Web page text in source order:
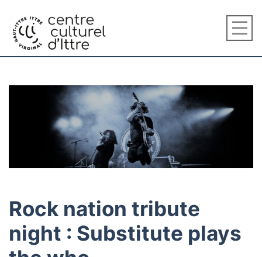
Rock nation tribute
night : Substitute plays